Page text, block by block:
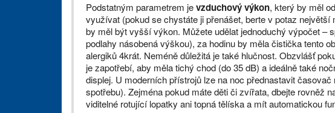
Podstatným parametrem jevzduchový výkon, který by měl
využívat (pokud se chystáte ji přenášet, berte v potaz
by měl být vyšší výkon. Můžete udělat jednoduchý výpočet –
podlahy násobená výškou), za hodinu by měla čistička tento
alergiků 4krát. Neméně důležitá je také hlučnost. Obzvlášť
je zapotřebí, aby měla tichý chod (do 35 dB) a ideálně také
displej. U moderních přístrojů lze na noc přednastavit
spotřebu). Zejména pokud máte děti či zvířata, dbejte rovněž
viditelné rotující lopatky ani topná tělíska a mít automatickou